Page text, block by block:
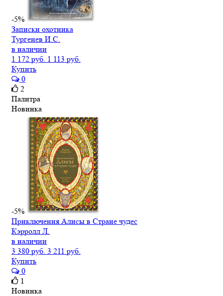
-5%
Записки охотника
Тургенев И.С.
в наличии
1 172 руб. 1 113 руб.
Купить
0
2
Палитра
Новинка
-5%
Приключения Алисы в Стране чудес
Кэрролл Л.
в наличии
3 380 руб. 3 211 руб.
Купить
0
1
Новинка